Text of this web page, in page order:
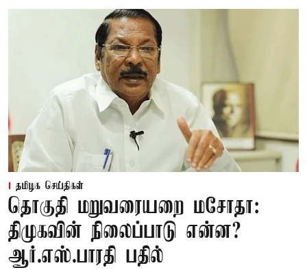
தமிழக செய்திகள்
தொகுதி மறுவரையறை மசோதா:
திமுகவின் நிலைப்பாடு என்ன?
ஆர்.எஸ்.பாரதி பதில்